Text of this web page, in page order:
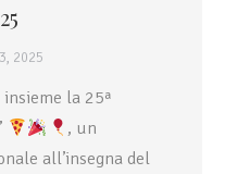
2025
la 25ª
, un
all’insegna del